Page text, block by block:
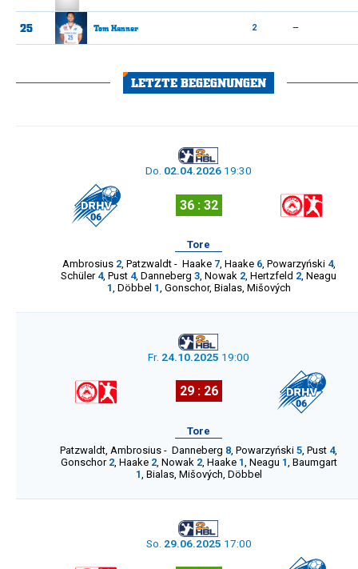
25 Tom Hanner 2 —
LETZTE BEGEGNUNGEN
Do. 02.04.2026 19:30
36 : 32
Tore
Ambrosius 2, Patzwaldt- Haake 7, Haake 6, Powarzyński 4,
Schüler 4, Pust 4, Danneberg 3, Nowak 2, Hertzfeld 2, Neagu
1, Döbbel 1, Gonschor, Bialas, Mišových
Fr. 24.10.2025 19:00
29 : 26
Tore
Patzwaldt, Ambrosius - Danneberg 8, Powarzyński 5, Pust 4,
Gonschor 2, Haake 2, Nowak 2, Haake 1, Neagu 1, Baumgart
1, Bialas, Mišových, Döbbel
So. 29.06.2025 17:00